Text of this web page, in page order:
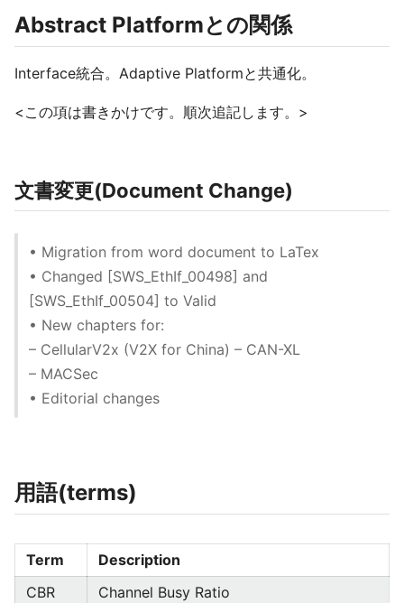
Abstract Platformとの関係
Interface統合。Adaptive Platformと共通化。
<この項は書きかけです。順次追記します。>
文書変更(Document Change)
• Migration from word document to LaTex
• Changed [SWS_EthIf_00498] and
[SWS_EthIf_00504] to Valid
• New chapters for:
– CellularV2x (V2X for China) – CAN-XL
– MACSec
• Editorial changes
用語(terms)
Term
Description
CBR
Channel Busy Ratio